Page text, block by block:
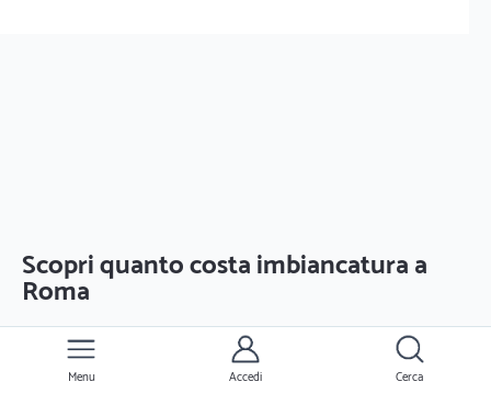
Scopri quanto costa imbiancatura a
Roma
Monitoriamo sempre i prezzi di mercato per fornirti
un'anteprima dei costi
Menu Accedi Cerca